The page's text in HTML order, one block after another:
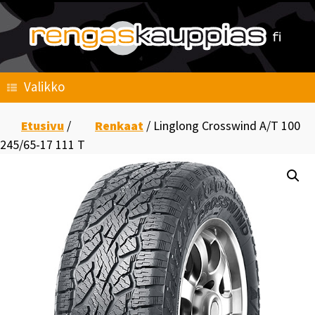
Skip
content
Valikko
Etusivu / Renkaat / Linglong Crosswind A/T 100
245/65-17 111 T